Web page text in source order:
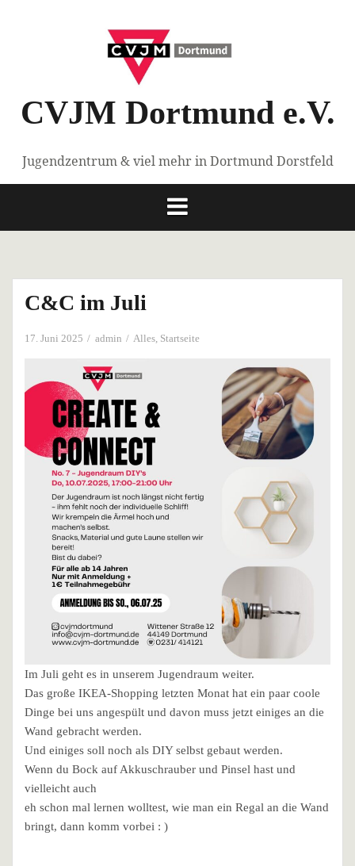
CVJM Dortmund e.V.
Jugendzentrum & viel mehr in Dortmund Dorstfeld
C&C im Juli
17. Juni 2025 admin Alles, Startseite
Im Juli geht es in unserem Jugendraum weiter.
Das große IKEA-Shopping letzten Monat hat ein paar coole
Dinge bei uns angespült und davon muss jetzt einiges an die
Wand gebracht werden.
Und einiges soll noch als DIY selbst gebaut werden.
Wenn du Bock auf Akkuschrauber und Pinsel hast und
vielleicht auch
eh schon mal lernen wolltest, wie man ein Regal an die Wand
bringt, dann komm vorbei : )